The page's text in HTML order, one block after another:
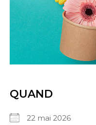
QUAND
22 mai 2026